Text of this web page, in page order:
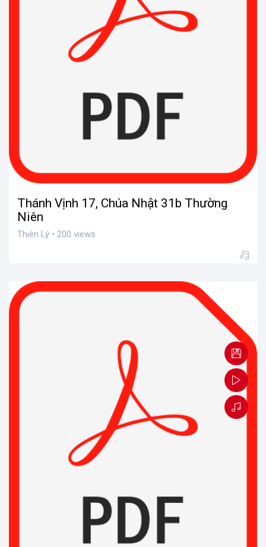
Thánh Vịnh 17, Chúa Nhật 31b Thường
Niên
Thiên Lý • 200 views